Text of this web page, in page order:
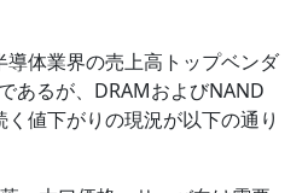
体業界の売上高トップベンダ
あるが、DRAMおよびNAND
値下がりの現況が以下の通り